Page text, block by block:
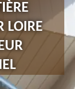
LOIRE